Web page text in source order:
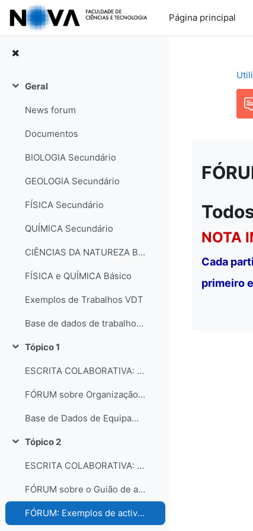
Ir para o conteúdo principal
Página principal
Contrair
Geral
News forum
Documentos
BIOLOGIA Secundário
GEOLOGIA Secundário
FÍSICA Secundário
QUÍMICA Secundário
CIÊNCIAS DA NATUREZA Básico
FÍSICA e QUÍMICA Básico
Exemplos de Trabalhos VDT
Base de dados de trabalhos dos participantes do curso
Contrair
Tópico 1
ESCRITA COLABORATIVA: Organização dos laboratórios
FÓRUM sobre Organização e gestão dos laboratórios escolares
Base de Dados de Equipamentos e Consumíveis dos Laboratórios
Contrair
Tópico 2
ESCRITA COLABORATIVA: Guião de Actividade Prática
FÓRUM sobre o Guião de actividades práticas
FÓRUM: Exemplos de actividades práticas e comentários...
NOTA
Cada
primeiro